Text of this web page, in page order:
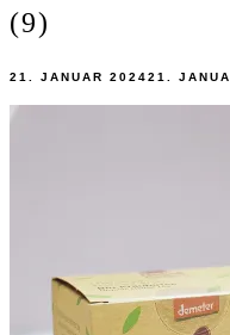
(9)
21. JANUAR 202421.